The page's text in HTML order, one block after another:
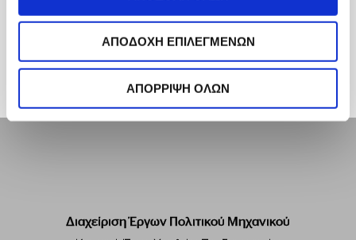
ΑΠΟΔΟΧΗ ΕΠΙΛΕΓΜΕΝΩΝ
ΑΠΟΡΡΙΨΗ ΟΛΩΝ
Περισσότερα Νέα
Διαχείριση Έργων Πολιτικού Μηχανικού